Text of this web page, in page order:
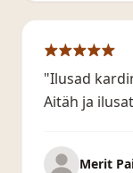
"Ilusad
Aitäh ja
Merit